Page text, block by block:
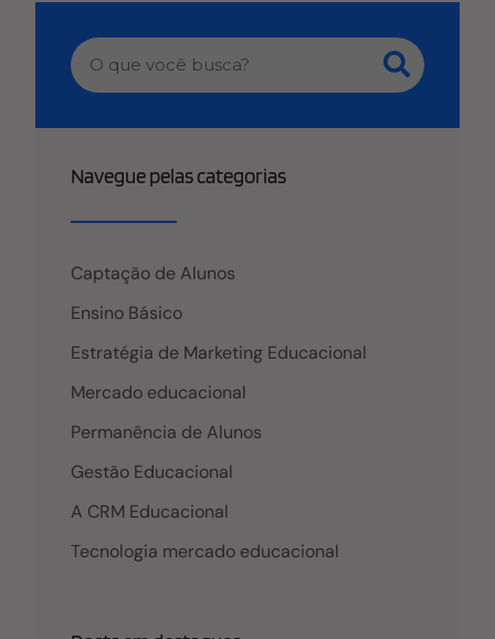
Navegue pelas categorias
Captação de Alunos
Ensino Básico
Estratégia de Marketing Educacional
Mercado educacional
Permanência de Alunos
Gestão Educacional
A CRM Educacional
Tecnologia mercado educacional